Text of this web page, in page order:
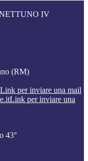
NETTUNO IV
(RM)
Link per inviare una mail
Link per inviare una
43°